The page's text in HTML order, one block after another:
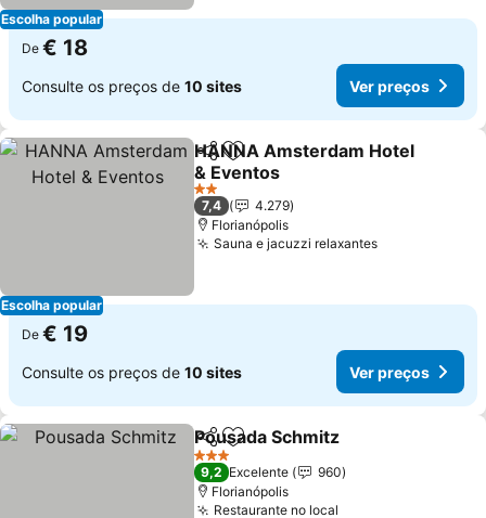
Escolha popular
De € 18
Consulte os preços de 10 sites Ver preços
Escolha popular
PartilharAdicionar aos favoritos
HANNA Amsterdam Hotel
& Eventos
Ver preços
2 Estrelas
7,4
4.279
Florianópolis
Sauna e jacuzzi relaxantesVer preços
De € 19
Consulte os preços de 10 sites Ver preços
PartilharAdicionar aos favoritos
Pousada Schmitz
3 Estrelas
9,2 Excelente
960
Florianópolis
Restaurante no local